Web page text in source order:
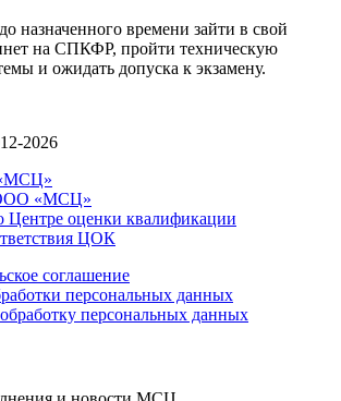
назначенного времени зайти в свой
на СПКФР, пройти техническую
и ожидать допуска к экзамену.
2026
«МСЦ»
Центре оценки квалификации
ЦОК
соглашение
персональных данных
персональных данных